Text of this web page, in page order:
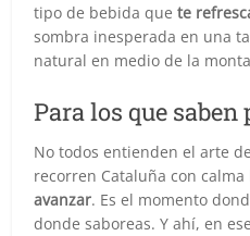
tipo de bebida quete
sombra inesperada en una
natural en medio de la
Para los que saben
No todos entienden el arte
recorren Cataluña con calma
avanzar. Es el momento
donde saboreas. Y ahí, en